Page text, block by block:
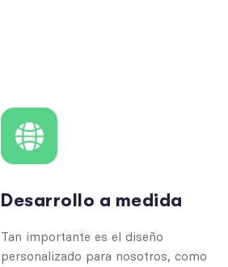
Desarrollo a medida
Tan importante es el diseño
personalizado para nosotros, como